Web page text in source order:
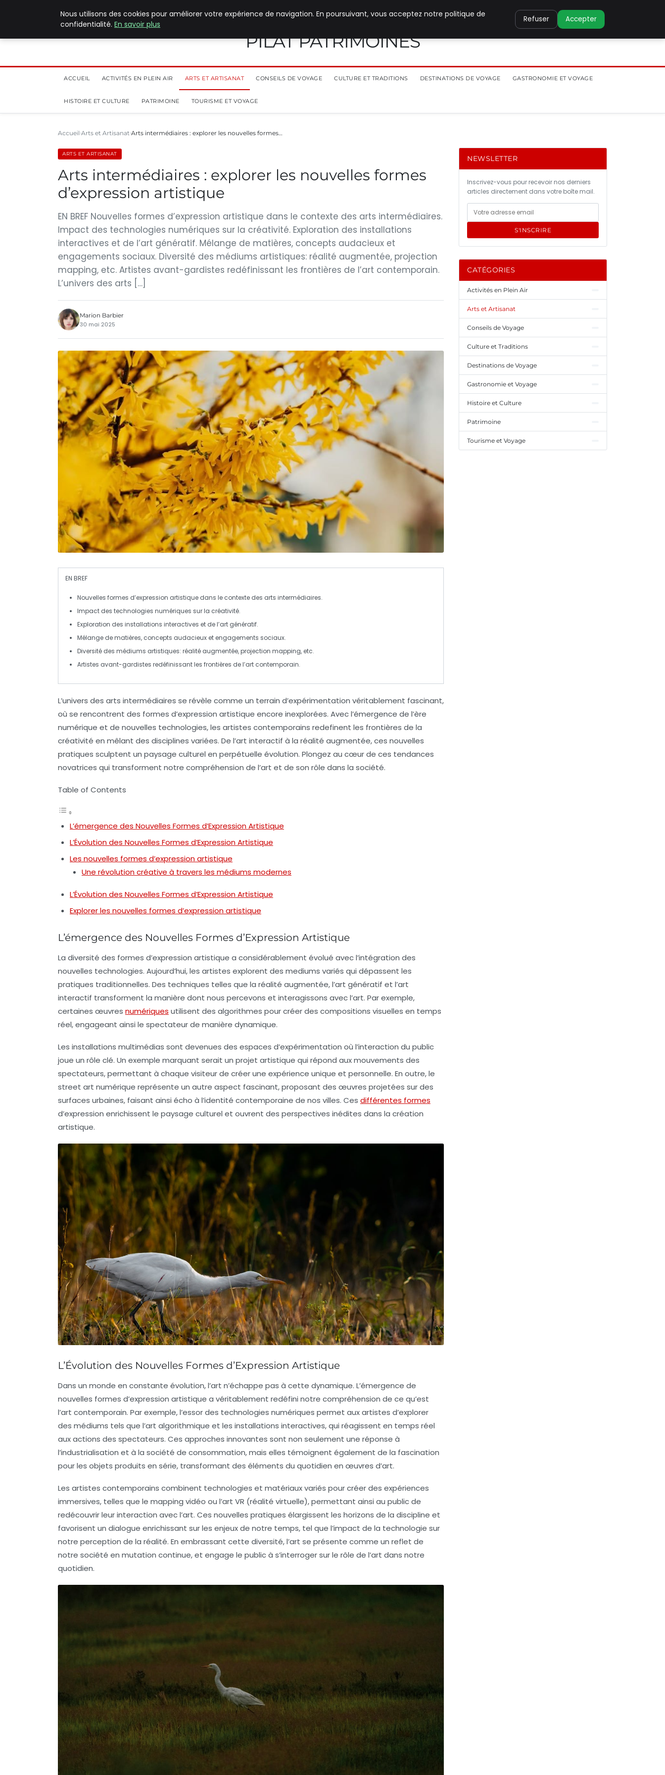
PILAT PATRIMOINES
ACCUEIL ACTIVITÉS EN PLEIN AIR ARTS ET ARTISANAT CONSEILS DE VOYAGE CULTURE ET TRADITIONS DESTINATIONS DE VOYAGE GASTRONOMIE ET VOYAGE
HISTOIRE ET CULTURE PATRIMOINE TOURISME ET VOYAGE
Accueil Arts et Artisanat Arts intermédiaires : explorer les nouvelles formes…
ARTS ET ARTISANAT
Arts intermédiaires : explorer les nouvelles formes
d’expression artistique
EN BREF Nouvelles formes d’expression artistique dans le contexte des arts intermédiaires.
Impact des technologies numériques sur la créativité. Exploration des installations
interactives et de l’art génératif. Mélange de matières, concepts audacieux et
engagements sociaux. Diversité des médiums artistiques: réalité augmentée, projection
mapping, etc. Artistes avant-gardistes redéfinissant les frontières de l’art contemporain.
L’univers des arts […]
Marion Barbier
30 mai 2025
EN BREF
Nouvelles formes d’expression artistique dans le contexte des arts intermédiaires.
Impact des technologies numériques sur la créativité.
Exploration des installations interactives et de l’art génératif.
Mélange dematières, concepts audacieux et engagements sociaux.
Diversité des médiums artistiques: réalité augmentée,projection mapping, etc.
Artistes avant-gardistes redéfinissant les frontières de l’art contemporain.
L’univers des arts intermédiaires se révèle comme un terrain d’expérimentation véritablement fascinant,
où se rencontrent des formes d’expression artistique encore inexplorées. Avec l’émergence de l’ère
numérique et de nouvelles technologies, les artistes contemporains redefinent les frontières de la
créativité en mêlant des disciplines variées. De l’art interactif à la réalité augmentée, ces nouvelles
pratiques sculptent un paysage culturel en perpétuelle évolution. Plongez au cœur de ces tendances
novatrices qui transforment notre compréhension de l’art et de son rôle dans la société.
Table of Contents
L’émergence des Nouvelles Formes d’Expression Artistique
L’Évolution des Nouvelles Formes d’Expression Artistique
Les nouvelles formes d’expression artistique
Une révolution créative à travers les médiums modernes
L’Évolution des Nouvelles Formes d’Expression Artistique
Explorer les nouvelles formes d’expression artistique
L’émergence des Nouvelles Formes d’Expression Artistique
La diversité des formes d’expression artistique a considérablement évolué avec l’intégration des
nouvelles technologies. Aujourd’hui, les artistes explorent des mediums variés qui dépassent les
pratiques traditionnelles. Des techniques telles que la réalité augmentée, l’art génératif et l’art
interactif transforment la manière dont nous percevons et interagissons avec l’art. Par exemple,
certaines œuvres numériques utilisent des algorithmes pour créer des compositions visuelles en temps
réel, engageant ainsi le spectateur de manière dynamique.
Les installations multimédias sont devenues des espaces d’expérimentation où l’interaction du public
joue un rôle clé. Un exemple marquant serait un projet artistique qui répond aux mouvements des
spectateurs, permettant à chaque visiteur de créer une expérience unique et personnelle. En outre, le
street art numérique représente un autre aspect fascinant, proposant des œuvres projetées sur des
surfaces urbaines, faisant ainsi écho à l’identité contemporaine de nos villes. Ces différentes formes
d’expression enrichissent le paysage culturel et ouvrent des perspectives inédites dans la création
artistique.
L’Évolution des Nouvelles Formes d’Expression Artistique
Dans un monde en constante évolution, l’art n’échappe pas à cette dynamique. L’émergence de
nouvelles formes d’expression artistique a véritablement redéfini notre compréhension de ce qu’est
l’art contemporain. Par exemple, l’essor des technologies numériques permet aux artistes d’explorer
des médiums tels que l’art algorithmique et les installations interactives, qui réagissent en temps réel
aux actions des spectateurs. Ces approches innovantes sont non seulement une réponse à
l’industrialisation et à la société de consommation, mais elles témoignent également de la fascination
pour les objets produits en série, transformant des éléments du quotidien en œuvres d’art.
Les artistes contemporains combinent technologies et matériauxvariés pour créer des expériences
immersives, telles que le mapping vidéo ou l’art VR (réalité virtuelle), permettant ainsi au public de
redécouvrir leur interaction avec l’art. Ces nouvelles pratiques élargissent les horizons de la discipline et
favorisent un dialogue enrichissant sur les enjeux de notre temps, tel que l’impact de la technologie sur
notre perception de la réalité. En embrassant cette diversité, l’art se présente comme un reflet de
notre société en mutation continue, et engage le public à s’interroger sur le rôle de l’art dans notre
quotidien.
NEWSLETTER
Inscrivez-vous pour recevoir nos derniers
articles directement dans votre boîte mail.
S'INSCRIRE
CATÉGORIES
Activités en Plein Air
Arts et Artisanat
Conseils de Voyage
Culture et Traditions
Destinations de Voyage
Gastronomie et Voyage
Histoire et Culture
Patrimoine
Tourisme et Voyage
Nous utilisons des cookies pour améliorer votre expérience de navigation. En poursuivant, vous acceptez notre politique de
confidentialité. En savoir plus
Refuser Accepter